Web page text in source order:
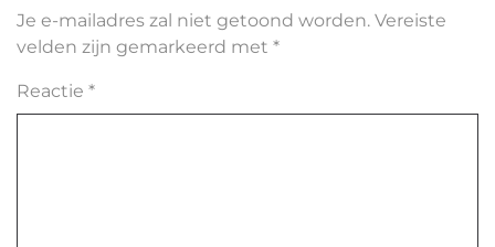
Je e-mailadres zal niet getoond worden. Vereiste
velden zijn gemarkeerd met *
Reactie *